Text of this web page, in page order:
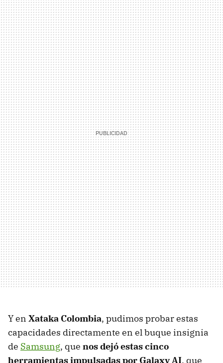
Y en Xataka Colombia, pudimos probar estas
capacidades directamente en el buque insignia
de Samsung, que nos dejó estas cinco
herramientas impulsadas por Galaxy AI, que